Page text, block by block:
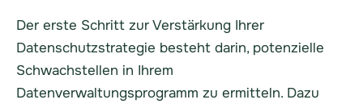
Der erste Schritt zur Verstärkung Ihrer
Datenschutzstrategie besteht darin, potenzielle
Schwachstellen in Ihrem
Datenverwaltungsprogramm zu ermitteln. Dazu